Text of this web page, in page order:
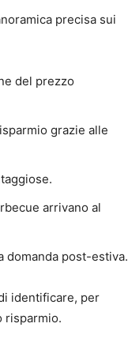
precisa sui
del prezzo
grazie alle
arrivano al
domanda post-estiva.
identificare, per
risparmio.